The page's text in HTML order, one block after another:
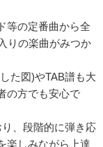
等の定番曲から全
りの楽曲がみつか
た図)やTAB譜も大
の方でも安心で
、段階的に弾き応
楽しみながら上達